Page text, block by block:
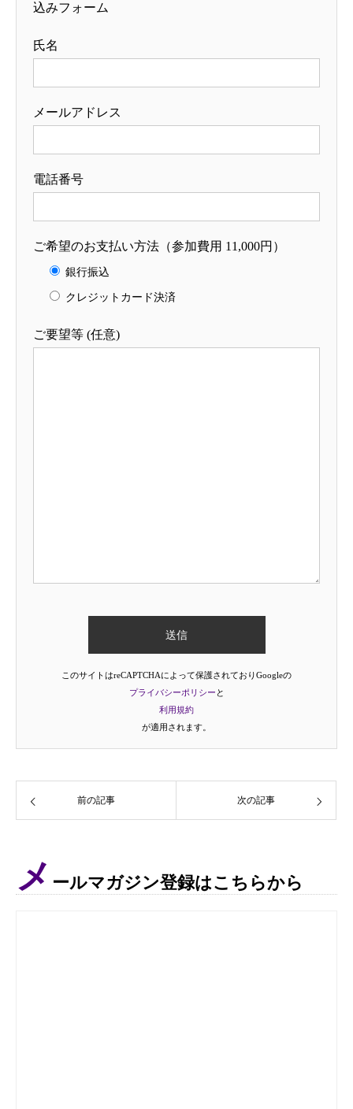
込みフォーム
氏名
メールアドレス
電話番号
ご希望のお支払い方法（参加費用 11,000円）
銀行振込
クレジットカード決済
ご要望等 (任意)
このサイトはreCAPTCHAによって保護されておりGoogleの
プライバシーポリシー と
利用規約
が適用されます。
前の記事 次の記事
メ ールマガジン登録はこちらから